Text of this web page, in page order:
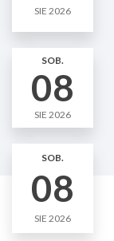
SIE 2026
SOB.
08
SIE 2026
SOB.
08
SIE 2026